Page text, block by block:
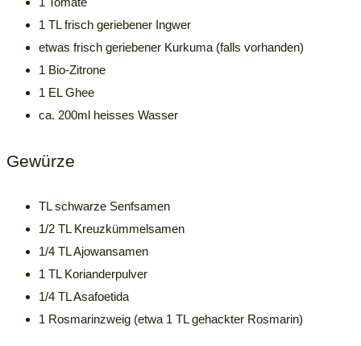
1 TL frisch geriebener Ingwer
etwas frisch geriebener Kurkuma (falls vorhanden)
1 Bio-Zitrone
1 EL Ghee
ca. 200ml heisses Wasser
Gewürze
TL schwarze Senfsamen
1/2 TL Kreuzkümmelsamen
1/4 TL Ajowansamen
1 TL Korianderpulver
1/4 TL Asafoetida
1 Rosmarinzweig (etwa 1 TL gehackter Rosmarin)